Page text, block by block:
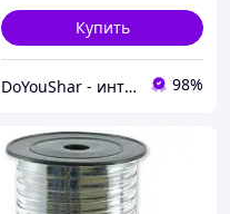
Купить
DoYouShar - интернет-магазин товаров для праздника 98%